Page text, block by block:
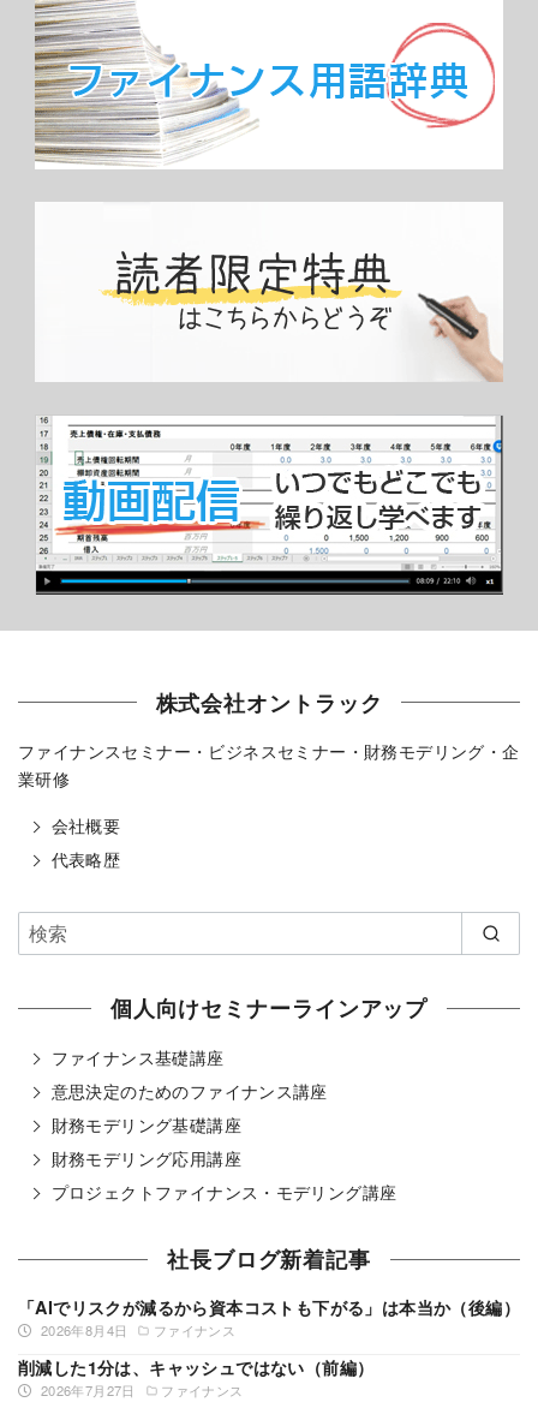
株式会社オントラック
ファイナンスセミナー・ビジネスセミナー・財務モデリング・企
業研修
会社概要
代表略歴
個人向けセミナーラインアップ
ファイナンス基礎講座
意思決定のためのファイナンス講座
財務モデリング基礎講座
財務モデリング応用講座
プロジェクトファイナンス・モデリング講座
社長ブログ新着記事
2026年8月4日 ファイナンス
「AIでリスクが減るから資本コストも下がる」は本当か（後編）
2026年7月27日 ファイナンス
削減した1分は、キャッシュではない（前編）